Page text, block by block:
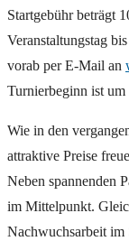
Startgebühr beträgt
Veranstaltungstag
vorab per E-Mail an
Turnierbeginn ist
Wie in den
attraktive Preise
Neben spannenden
im Mittelpunkt.
Nachwuchsarbeit im